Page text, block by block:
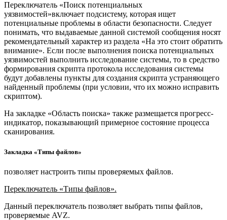
Переключатель «Поиск потенциальных
уязвимостей»включает подсистему, которая ищет
потенциальные проблемы в области безопасности. Следует
понимать, что выдаваемые данной системой сообщения носят
рекомендательный характер из раздела «На это стоит обратить
внимание». Если после выполнения поиска потенциальных
уязвимостей выполнить исследование системы, то в средство
формирования скрипта протокола исследования системы
будут добавлены пункты для создания скрипта устраняющего
найденный проблемы (при условии, что их можно исправить
скриптом).
На закладке «Область поиска» также размещается прогресс-
индикатор, показывающий примерное состояние процесса
сканирования.
Закладка «Типы файлов»
позволяет настроить типы проверяемых файлов.
Переключатель «Типы файлов».
Данный переключатель позволяет выбрать типы файлов,
проверяемые AVZ.